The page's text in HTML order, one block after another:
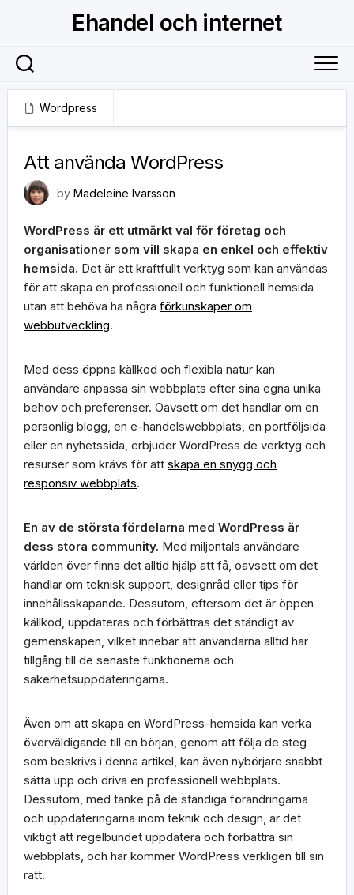
Ehandel och internet
Wordpress
Att använda WordPress
by Madeleine Ivarsson
WordPress är ett utmärkt val för företag och
organisationer som vill skapa en enkel och effektiv
hemsida. Det är ett kraftfullt verktyg som kan användas
för att skapa en professionell och funktionell hemsida
utan att behöva ha några förkunskaper om
webbutveckling.
Med dess öppna källkod och flexibla natur kan
användare anpassa sin webbplats efter sina egna unika
behov och preferenser. Oavsett om det handlar om en
personlig blogg, en e-handelswebbplats, en portföljsida
eller en nyhetssida, erbjuder WordPress de verktyg och
resurser som krävs för att skapa en snygg och
responsiv webbplats.
En av de största fördelarna med WordPress är
dess stora community. Med miljontals användare
världen över finns det alltid hjälp att få, oavsett om det
handlar om teknisk support, designråd eller tips för
innehållsskapande. Dessutom, eftersom det är öppen
källkod, uppdateras och förbättras det ständigt av
gemenskapen, vilket innebär att användarna alltid har
tillgång till de senaste funktionerna och
säkerhetsuppdateringarna.
Även om att skapa en WordPress-hemsida kan verka
överväldigande till en början, genom att följa de steg
som beskrivs i denna artikel, kan även nybörjare snabbt
sätta upp och driva en professionell webbplats.
Dessutom, med tanke på de ständiga förändringarna
och uppdateringarna inom teknik och design, är det
viktigt att regelbundet uppdatera och förbättra sin
webbplats, och här kommer WordPress verkligen till sin
rätt.